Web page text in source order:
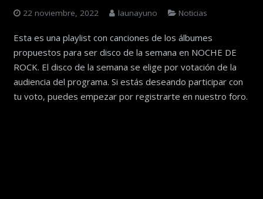
22 noviembre, 2022 launayuno Noticias
Esta es una playlist con canciones de los álbumes
propuestos para ser disco de la semana en NOCHE DE
ROCK. El disco de la semana se elige por votación de la
audiencia del programa. Si estás deseando participar con
tu voto, puedes empezar por registrarte en nuestro foro.